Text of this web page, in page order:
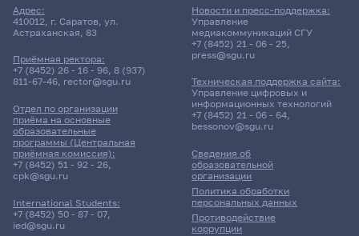
Адрес:
410012, г. Саратов, ул.
Астраханская, 83
Приёмная ректора:
+7 (8452) 26 - 16 - 96, 8 (937)
811-67-46, rector@sgu.ru
Отдел по организации
приёма на основные
образовательные
программы (Центральная
приёмная комиссия):
+7 (8452) 51 - 92 - 26,
cpk@sgu.ru
International Students:
+7 (8452) 50 - 87 - 07,
ied@sgu.ru
Сведения об
образовательной
организации
Политика обработки
персональных данных
Противодействие
коррупции
Новости и пресс-поддержка:
Управление
медиакоммуникаций СГУ
+7 (8452) 21 - 06 - 25,
press@sgu.ru
Техническая поддержка сайта:
Управление цифровых и
информационных технологий
+7 (8452) 21 - 06 - 64,
bessonov@sgu.ru